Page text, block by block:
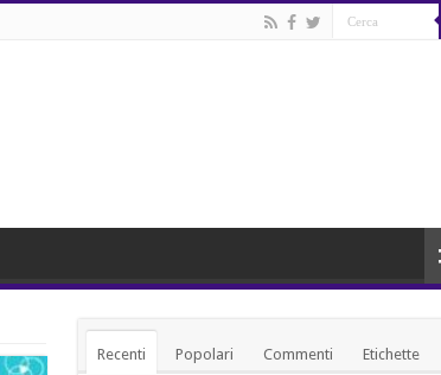
Recenti Popolari Commenti Etichette